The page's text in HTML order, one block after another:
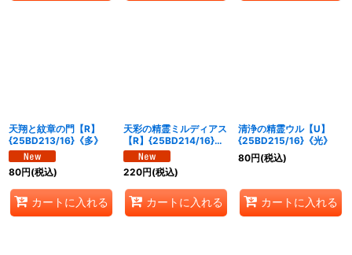
天翔と紋章の門【R】
{25BD213/16}《多》
80円(税込)
カートに入れる
天彩の精霊ミルディアス
【R】{25BD214/16}
《多》
220円(税込)
カートに入れる
清浄の精霊ウル【U】
{25BD215/16}《光》
80円(税込)
カートに入れる